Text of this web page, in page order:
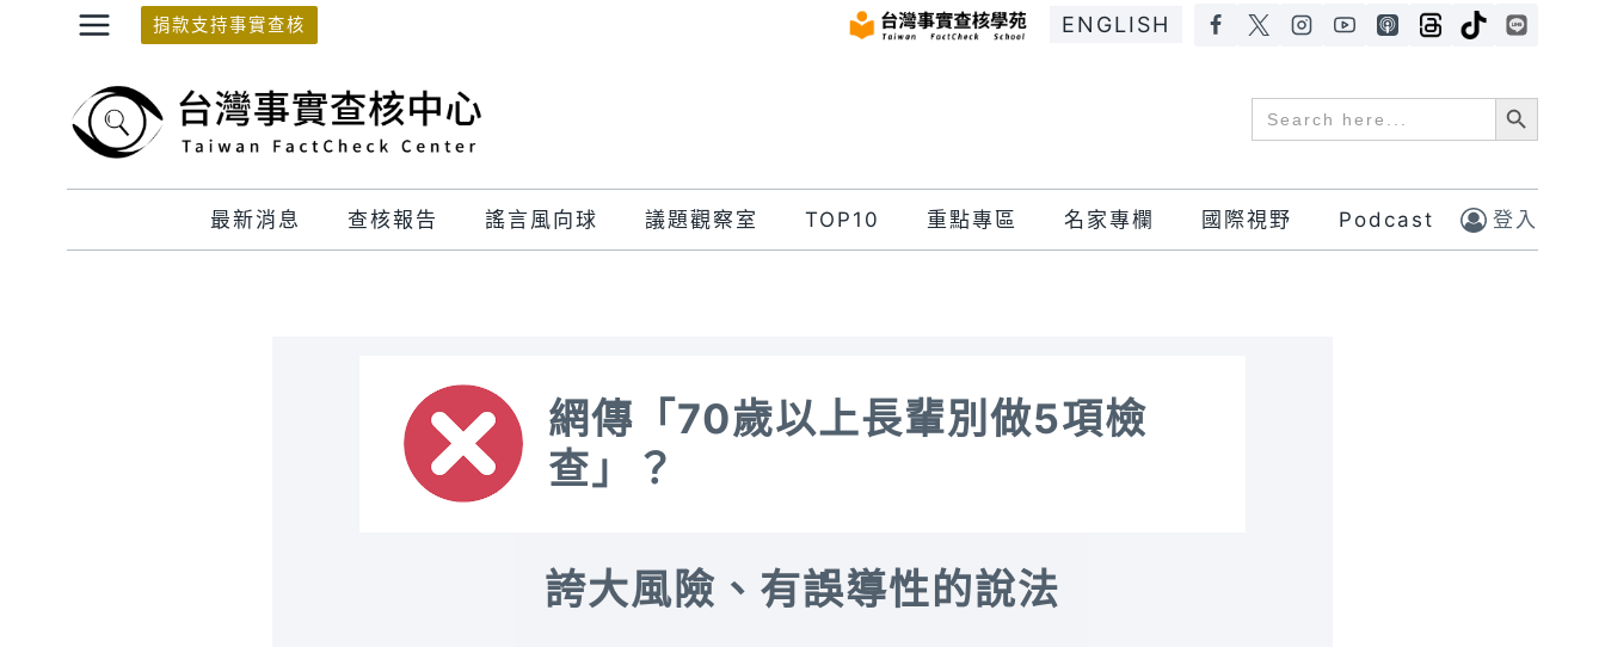
捐款支持事實查核 ENGLISH
Search
for:
Search Button
最新消息 查核報告 謠言風向球 議題觀察室 TOP10 重點專區 名家專欄 國際視野 Podcast 登入
網傳「70歲以上長輩別做5項檢
查」？
誇大風險、有誤導性的說法